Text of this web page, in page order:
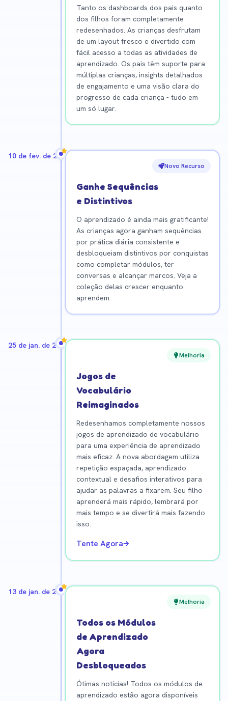
Tanto os dashboards dos pais quanto
dos filhos foram completamente
redesenhados. As crianças desfrutam
de um layout fresco e divertido com
fácil acesso a todas as atividades de
aprendizado. Os pais têm suporte para
múltiplas crianças, insights detalhados
de engajamento e uma visão clara do
progresso de cada criança - tudo em
um só lugar.
10 de fev. de 2026
Novo Recurso
Ganhe Sequências
e Distintivos
O aprendizado é ainda mais gratificante!
As crianças agora ganham sequências
por prática diária consistente e
desbloqueiam distintivos por conquistas
como completar módulos, ter
conversas e alcançar marcos. Veja a
coleção delas crescer enquanto
aprendem.
25 de jan. de 2026
Melhoria
Jogos de
Vocabulário
Reimaginados
Redesenhamos completamente nossos
jogos de aprendizado de vocabulário
para uma experiência de aprendizado
mais eficaz. A nova abordagem utiliza
repetição espaçada, aprendizado
contextual e desafios interativos para
ajudar as palavras a fixarem. Seu filho
aprenderá mais rápido, lembrará por
mais tempo e se divertirá mais fazendo
isso.
Tente Agora
13 de jan. de 2026
Melhoria
Todos os Módulos
de Aprendizado
Agora
Desbloqueados
Ótimas notícias! Todos os módulos de
aprendizado estão agora disponíveis